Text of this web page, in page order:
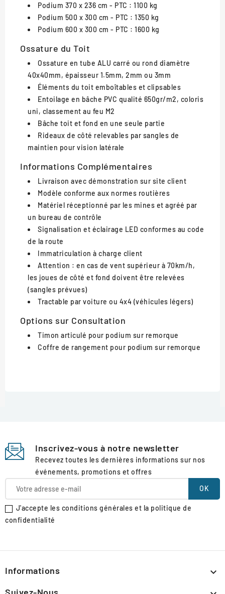
Podium 370 x 236 cm - PTC : 1100 kg
Podium 500 x 300 cm - PTC : 1350 kg
Podium 600 x 300 cm - PTC : 1600 kg
Ossature du Toit
Ossature en tube ALU carré ou rond diamètre
40x40mm, épaisseur 1.5mm, 2mm ou 3mm
Éléments du toit emboîtables et clipsables
Entoilage en bâche PVC qualité 650gr/m2, coloris
uni, classement au feu M2
Bâche toit et fond en une seule partie
Rideaux de côté relevables par sangles de
maintien pour vision latérale
Informations Complémentaires
Livraison avec démonstration sur site client
Modèle conforme aux normes routières
Matériel réceptionné par les mines et agréé par
un bureau de contrôle
Signalisation et éclairage LED conformes au code
de la route
Immatriculation à charge client
Attention : en cas de vent supérieur à 70km/h,
les joues de côté et fond doivent être relevées
(sangles prévues)
Tractable par voiture ou 4x4 (véhicules légers)
Options sur Consultation
Timon articulé pour podium sur remorque
Coffre de rangement pour podium sur remorque
Inscrivez-vous à notre newsletter
Recevez toutes les dernières informations sur nos
événements, promotions et offres
J'accepte les conditions générales et la politique de
confidentialité
Informations 